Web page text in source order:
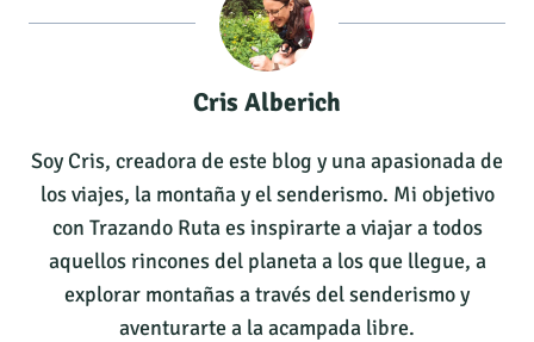
Cris Alberich
Soy Cris, creadora de este blog y una apasionada de
los viajes, la montaña y el senderismo. Mi objetivo
con Trazando Ruta es inspirarte a viajar a todos
aquellos rincones del planeta a los que llegue, a
explorar montañas a través del senderismo y
aventurarte a la acampada libre.